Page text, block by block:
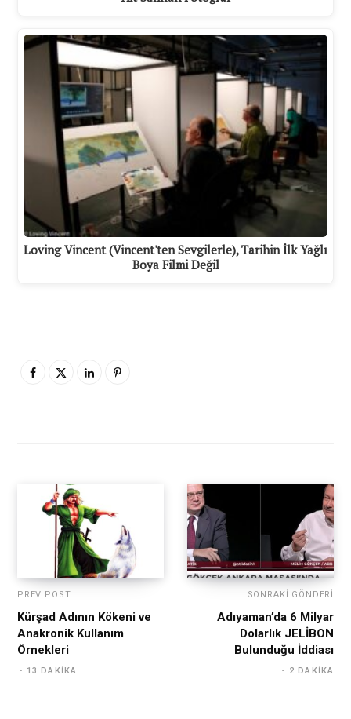
Loving Vincent (Vincent'ten Sevgilerle), Tarihin İlk Yağlı
Boya Filmi Değil
PREV POST
Kürşad Adının Kökeni ve
Anakronik Kullanım
Örnekleri
13 DAKIKA
SONRAKI GÖNDERI
Adıyaman’da 6 Milyar
Dolarlık JELİBON
Bulunduğu İddiası
2 DAKIKA